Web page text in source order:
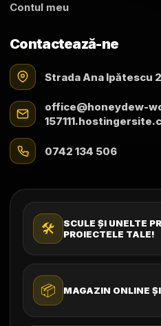
Contul meu
Contactează-ne
Strada Ana Ipătescu
office@honeydew-
0742 134 506
🛠️
SCULE ȘI UNELTE
PROIECTELE TALE!
📦 MAGAZIN ONLINE